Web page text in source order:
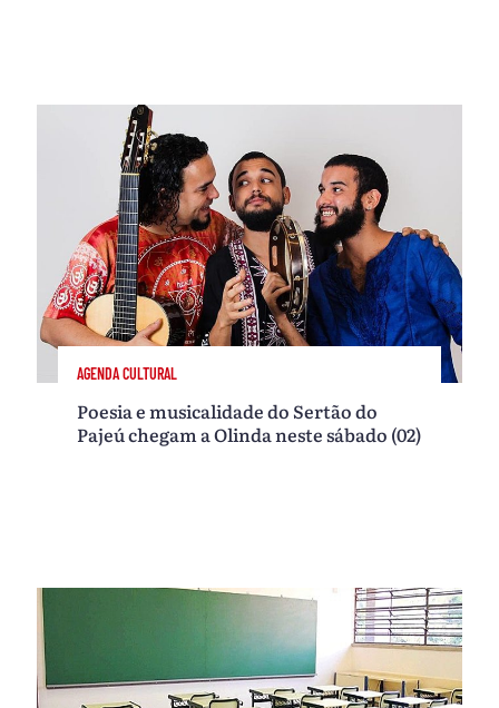
AGENDA CULTURAL
Poesia e musicalidade do Sertão do
Pajeú chegam a Olinda neste sábado (02)